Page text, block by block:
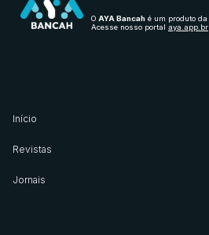
O AYA Bancah é um produto da
Acesse nosso portal aya.app.br
Início
Revistas
Jornais